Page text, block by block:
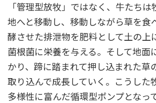
「管理型放牧」ではなく、牛たち
地へと移動し、移動しながら草を食
酵させた排泄物を肥料として土の上
菌根菌に栄養を与える。そして地面
かり、蹄に踏まれて押し込まれた草
取り込んで成長していく。こうした
多様性に富んだ循環型ポンプとなっ